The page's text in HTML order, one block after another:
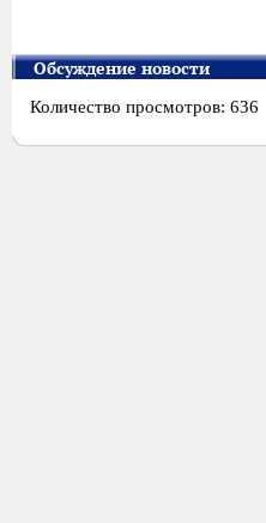
Обсуждение новости
Количество просмотров: 636